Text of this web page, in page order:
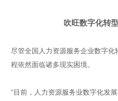
吹旺数字化转
尽管全国人力资源服务企业数字
程依然面临诸多现实困境。
“目前，人力资源服务业数字化发